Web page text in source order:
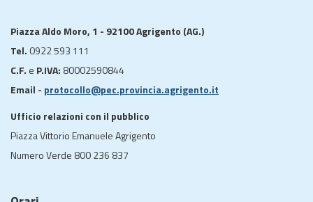
Piazza Aldo Moro, 1 - 92100 Agrigento (AG.)
Tel. 0922 593 111
C.F. e P.IVA: 80002590844
Email - protocollo@pec.provincia.agrigento.it
Ufficio relazioni con il pubblico
Piazza Vittorio Emanuele Agrigento
Numero Verde 800 236 837